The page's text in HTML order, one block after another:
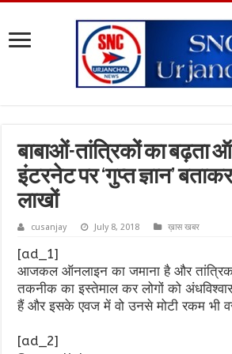
बाबाओं-तांत्रिकों का बढ़ता
इंटरनेट पर ‘गुप्त ज्ञान’
लाखों
cusanjay July 8, 2018 ख़ास खबर
[ad_1]
आजकल ऑनलाइन का जमाना है और
तकनीक का इस्तेमाल कर लोगों को
हैं और इसके एवज में वो उनसे मोटी रकम भी
[ad_2]